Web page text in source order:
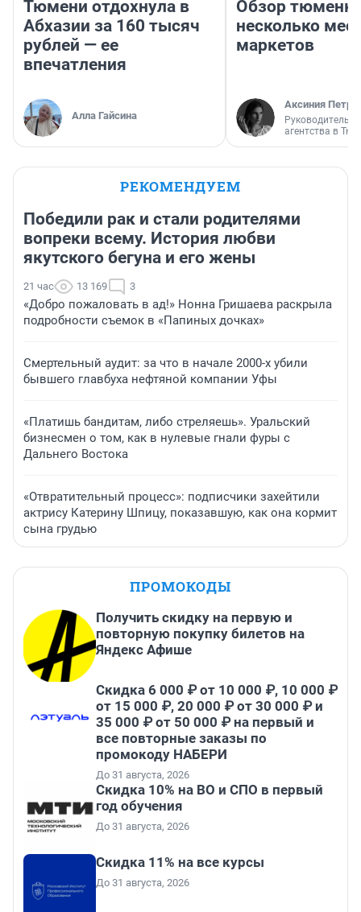
Тюмени отдохнула в
Абхазии за 160 тысяч
рублей — ее
впечатления
Алла Гайсина
Обзор
несколько
маркетов
Аксиния
Руководитель
агентства в
РЕКОМЕНДУЕМ
Победили рак и стали родителями
вопреки всему. История любви
якутского бегуна и его жены
21 час 13 169 3
«Добро пожаловать в ад!» Нонна Гришаева раскрыла
подробности съемок в «Папиных дочках»
Смертельный аудит: за что в начале 2000-х убили
бывшего главбуха нефтяной компании Уфы
«Платишь бандитам, либо стреляешь». Уральский
бизнесмен о том, как в нулевые гнали фуры с
Дальнего Востока
«Отвратительный процесс»: подписчики захейтили
актрису Катерину Шпицу, показавшую, как она кормит
сына грудью
ПРОМОКОДЫ
Получить скидку на первую и
повторную покупку билетов на
Яндекс Афише
Скидка 6 000 ₽ от 10 000 ₽, 10 000 ₽
от 15 000 ₽, 20 000 ₽ от 30 000 ₽ и
35 000 ₽ от 50 000 ₽ на первый и
все повторные заказы по
промокоду НАБЕРИ
До 31 августа, 2026
Скидка 10% на ВО и СПО в первый
год обучения
До 31 августа, 2026
Скидка 11% на все курсы
До 31 августа, 2026